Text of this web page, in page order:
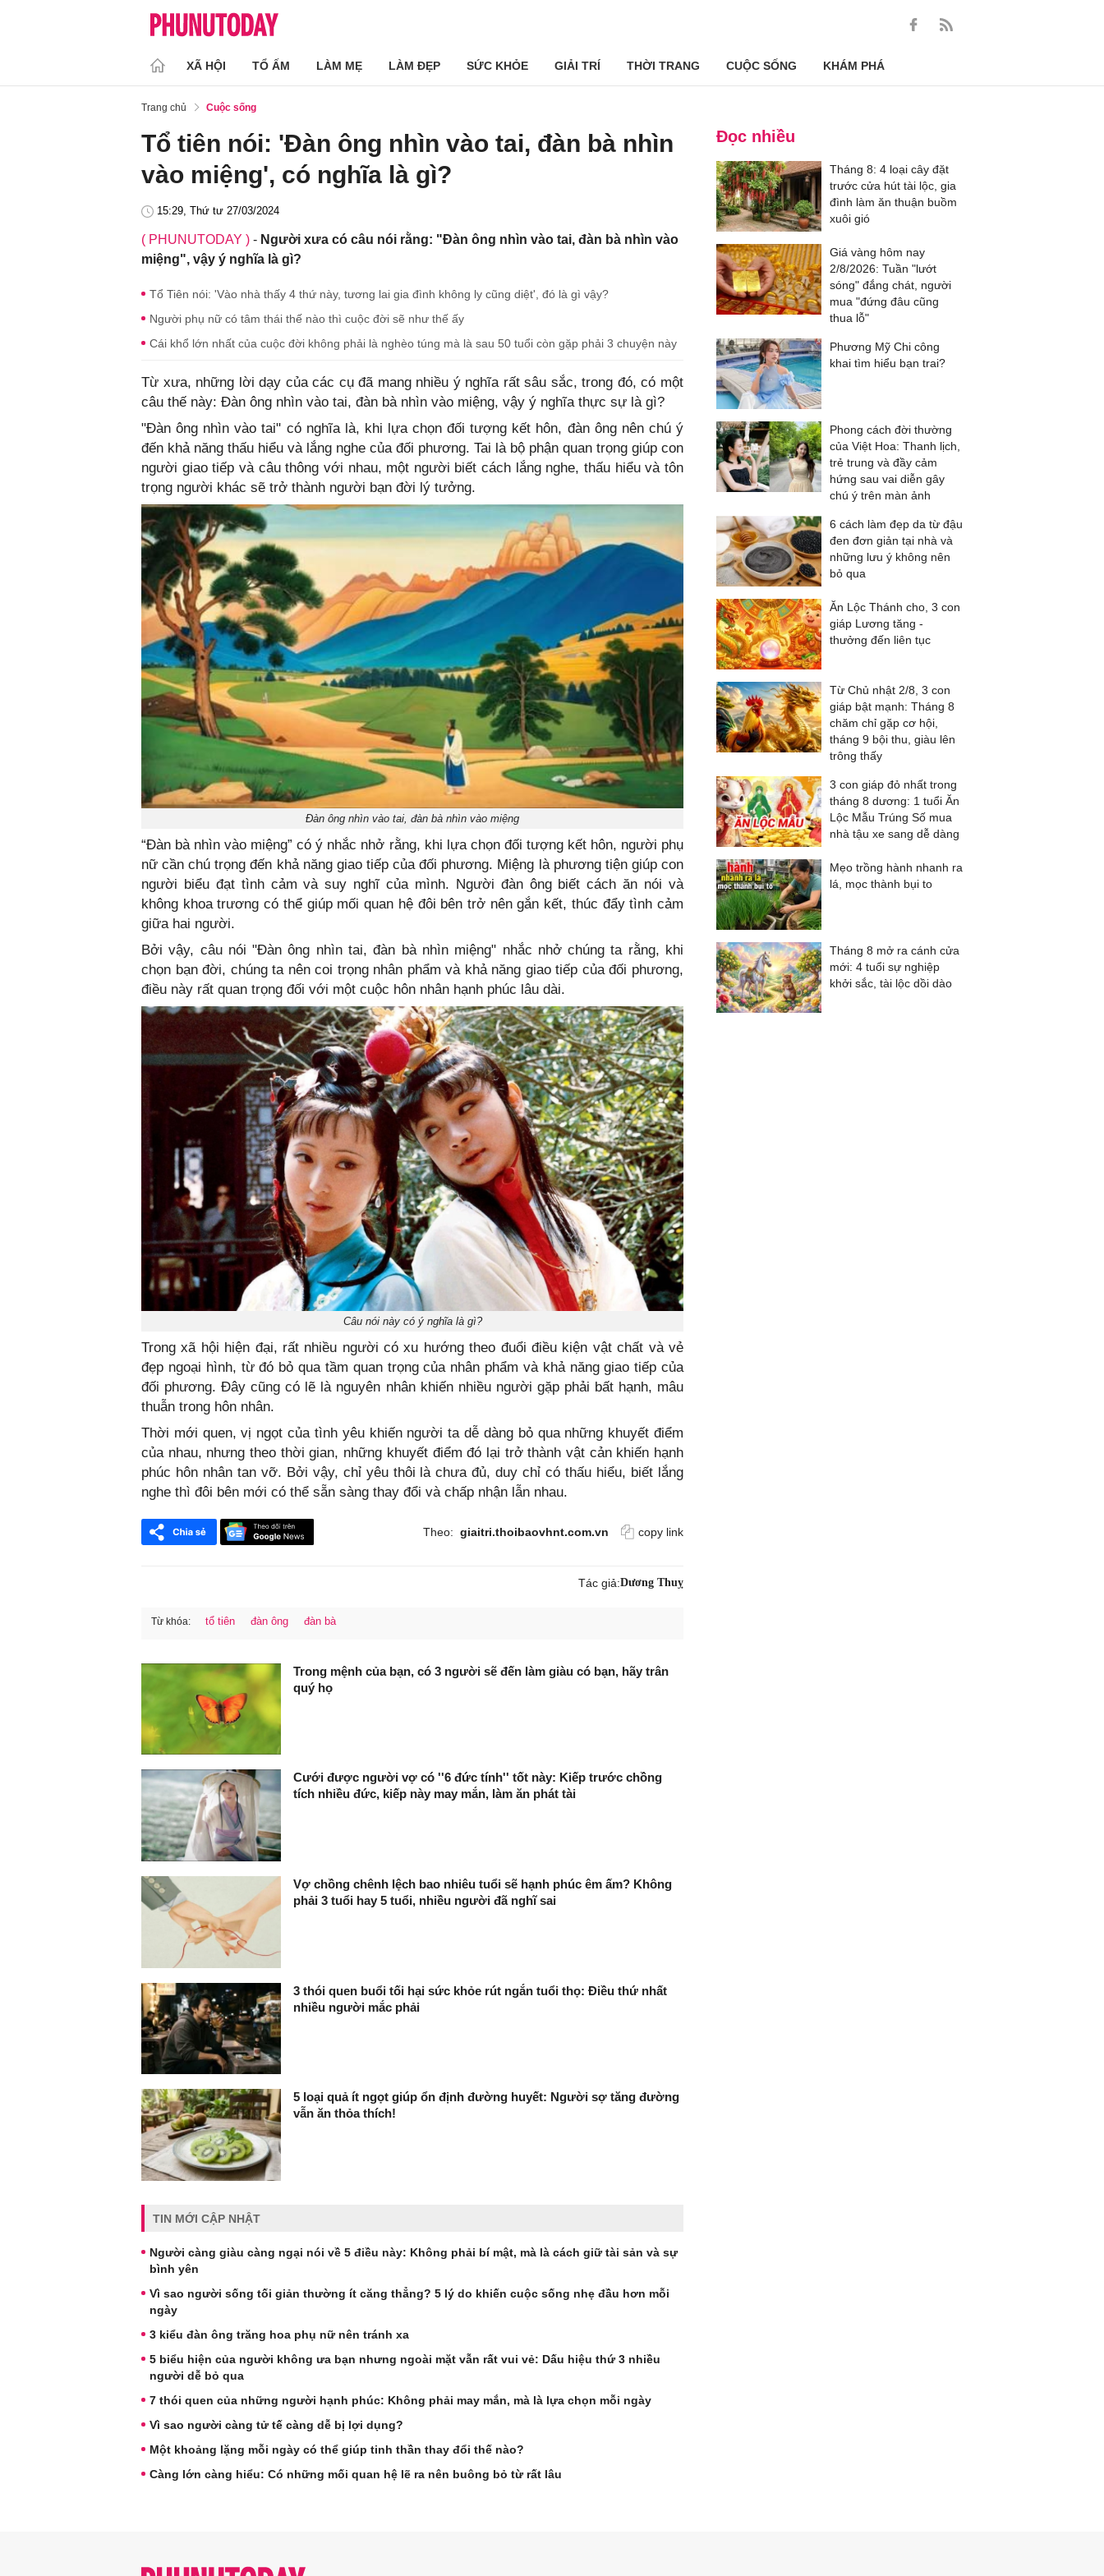
XÃ HỘI TỔ ẤM LÀM MẸ LÀM ĐẸP SỨC KHỎE GIẢI TRÍ THỜI TRANG CUỘC SỐNG KHÁM PHÁ
Trang chủ Cuộc sống
Tổ tiên nói: 'Đàn ông nhìn vào tai, đàn bà nhìn
vào miệng', có nghĩa là gì?
15:29, Thứ tư 27/03/2024
( PHUNUTODAY ) - Người xưa có câu nói rằng: "Đàn ông nhìn vào tai, đàn bà nhìn vào
miệng", vậy ý nghĩa là gì?
Tổ Tiên nói: 'Vào nhà thấy 4 thứ này, tương lai gia đình không ly cũng diệt', đó là gì vậy?
Người phụ nữ có tâm thái thế nào thì cuộc đời sẽ như thế ấy
Cái khổ lớn nhất của cuộc đời không phải là nghèo túng mà là sau 50 tuổi còn gặp phải 3 chuyện này
Từ xưa, những lời dạy của các cụ đã mang nhiều ý nghĩa rất sâu sắc, trong đó, có một
câu thế này: Đàn ông nhìn vào tai, đàn bà nhìn vào miệng, vậy ý nghĩa thực sự là gì?
"Đàn ông nhìn vào tai" có nghĩa là, khi lựa chọn đối tượng kết hôn, đàn ông nên chú ý
đến khả năng thấu hiểu và lắng nghe của đối phương. Tai là bộ phận quan trọng giúp con
người giao tiếp và câu thông với nhau, một người biết cách lắng nghe, thấu hiểu và tôn
trọng người khác sẽ trở thành người bạn đời lý tưởng.
Đàn ông nhìn vào tai, đàn bà nhìn vào miệng
“Đàn bà nhìn vào miệng” có ý nhắc nhở rằng, khi lựa chọn đối tượng kết hôn, người phụ
nữ cần chú trọng đến khả năng giao tiếp của đối phương. Miệng là phương tiện giúp con
người biểu đạt tình cảm và suy nghĩ của mình. Người đàn ông biết cách ăn nói và
không khoa trương có thể giúp mối quan hệ đôi bên trở nên gắn kết, thúc đẩy tình cảm
giữa hai người.
Bởi vậy, câu nói "Đàn ông nhìn tai, đàn bà nhìn miệng" nhắc nhở chúng ta rằng, khi
chọn bạn đời, chúng ta nên coi trọng nhân phẩm và khả năng giao tiếp của đối phương,
điều này rất quan trọng đối với một cuộc hôn nhân hạnh phúc lâu dài.
Câu nói này có ý nghĩa là gì?
Trong xã hội hiện đại, rất nhiều người có xu hướng theo đuổi điều kiện vật chất và vẻ
đẹp ngoại hình, từ đó bỏ qua tầm quan trọng của nhân phẩm và khả năng giao tiếp của
đối phương. Đây cũng có lẽ là nguyên nhân khiến nhiều người gặp phải bất hạnh, mâu
thuẫn trong hôn nhân.
Thời mới quen, vị ngọt của tình yêu khiến người ta dễ dàng bỏ qua những khuyết điểm
của nhau, nhưng theo thời gian, những khuyết điểm đó lại trở thành vật cản khiến hạnh
phúc hôn nhân tan vỡ. Bởi vậy, chỉ yêu thôi là chưa đủ, duy chỉ có thấu hiểu, biết lắng
nghe thì đôi bên mới có thể sẵn sàng thay đổi và chấp nhận lẫn nhau.
Theo: giaitri.thoibaovhnt.com.vn copy link
Tác giả:Dương Thuỵ
Từ khóa: tổ tiên đàn ông đàn bà
Trong mệnh của bạn, có 3 người sẽ đến làm giàu có bạn, hãy trân
quý họ
Cưới được người vợ có ''6 đức tính'' tốt này: Kiếp trước chồng
tích nhiều đức, kiếp này may mắn, làm ăn phát tài
Vợ chồng chênh lệch bao nhiêu tuổi sẽ hạnh phúc êm ấm? Không
phải 3 tuổi hay 5 tuổi, nhiều người đã nghĩ sai
3 thói quen buổi tối hại sức khỏe rút ngắn tuổi thọ: Điều thứ nhất
nhiều người mắc phải
5 loại quả ít ngọt giúp ổn định đường huyết: Người sợ tăng đường
vẫn ăn thỏa thích!
TIN MỚI CẬP NHẬT
Người càng giàu càng ngại nói về 5 điều này: Không phải bí mật, mà là cách giữ tài sản và sự
bình yên
Vì sao người sống tối giản thường ít căng thẳng? 5 lý do khiến cuộc sống nhẹ đầu hơn mỗi
ngày
3 kiểu đàn ông trăng hoa phụ nữ nên tránh xa
5 biểu hiện của người không ưa bạn nhưng ngoài mặt vẫn rất vui vẻ: Dấu hiệu thứ 3 nhiều
người dễ bỏ qua
7 thói quen của những người hạnh phúc: Không phải may mắn, mà là lựa chọn mỗi ngày
Vì sao người càng tử tế càng dễ bị lợi dụng?
Một khoảng lặng mỗi ngày có thể giúp tinh thần thay đổi thế nào?
Càng lớn càng hiểu: Có những mối quan hệ lẽ ra nên buông bỏ từ rất lâu
Đọc nhiều
Tháng 8: 4 loại cây đặt
trước cửa hút tài lộc, gia
đình làm ăn thuận buồm
xuôi gió
Giá vàng hôm nay
2/8/2026: Tuần "lướt
sóng" đắng chát, người
mua "đứng đâu cũng
thua lỗ"
Phương Mỹ Chi công
khai tìm hiểu bạn trai?
Phong cách đời thường
của Việt Hoa: Thanh lịch,
trẻ trung và đầy cảm
hứng sau vai diễn gây
chú ý trên màn ảnh
6 cách làm đẹp da từ đậu
đen đơn giản tại nhà và
những lưu ý không nên
bỏ qua
Ăn Lộc Thánh cho, 3 con
giáp Lương tăng -
thưởng đến liên tục
Từ Chủ nhật 2/8, 3 con
giáp bật mạnh: Tháng 8
chăm chỉ gặp cơ hội,
tháng 9 bội thu, giàu lên
trông thấy
3 con giáp đỏ nhất trong
tháng 8 dương: 1 tuổi Ăn
Lộc Mẫu Trúng Số mua
nhà tậu xe sang dễ dàng
Mẹo trồng hành nhanh ra
lá, mọc thành bụi to
Tháng 8 mở ra cánh cửa
mới: 4 tuổi sự nghiệp
khởi sắc, tài lộc dồi dào